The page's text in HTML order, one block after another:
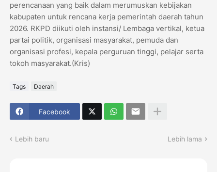
perencanaan yang baik dalam merumuskan kebijakan
kabupaten untuk rencana kerja pemerintah daerah tahun
2026. RKPD diikuti oleh instansi/ Lembaga vertikal, ketua
partai politik, organisasi masyarakat, pemuda dan
organisasi profesi, kepala perguruan tinggi, pelajar serta
tokoh masyarakat.(Kris)
Tags Daerah
Facebook
Lebih baru Lebih lama